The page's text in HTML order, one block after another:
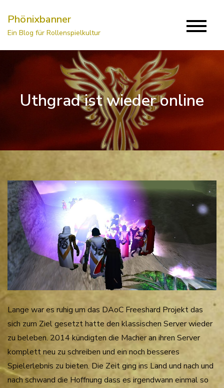
content
Phönixbanner
Ein Blog für Rollenspielkultur
Uthgrad ist wieder online
Lange war es ruhig um das DAoC Freeshard Projekt das
sich zum Ziel gesetzt hatte den klassischen Server wieder
zu beleben. 2014 kündigten die Macher an ihren Server
komplett neu zu schreiben und ein noch besseres
Spielerlebnis zu bieten. Die Zeit ging ins Land und nach und
nach schwand die Hoffnung dass es irgendwann einmal so